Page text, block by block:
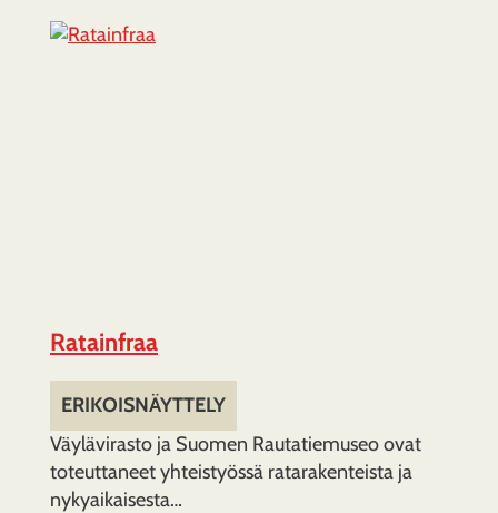
Ratainfraa
ERIKOISNÄYTTELY
Väylävirasto ja Suomen Rautatiemuseo ovat
toteuttaneet yhteistyössä ratarakenteista ja
nykyaikaisesta…